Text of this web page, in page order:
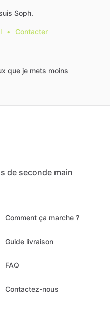
Soph.
• Contacter
que je mets moins
de seconde main
Comment ça marche ?
Guide livraison
FAQ
Contactez-nous